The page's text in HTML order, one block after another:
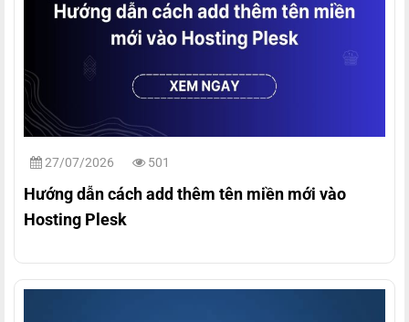
27/07/2026 501
Hướng dẫn cách add thêm tên miền mới vào
Hosting Plesk